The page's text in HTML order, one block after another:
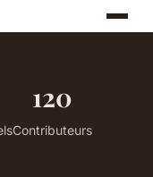
120
Contributeurs